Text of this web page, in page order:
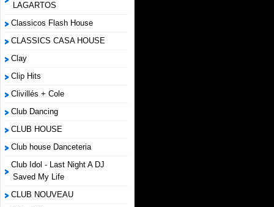
LAGARTOS
Classicos Flash House
CLASSICS CASA HOUSE
Clay
Clip Hits
Clivillés + Cole
Club Dancing
CLUB HOUSE
Club house Danceteria
Club Idol - Last Night A DJ
Saved My Life
CLUB NOUVEAU